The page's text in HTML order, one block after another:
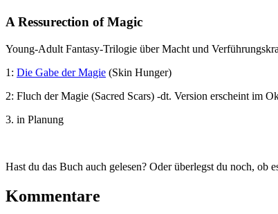
A Ressurection of Magic
Young-Adult Fantasy-Trilogie über Macht und
1: Die Gabe der Magie (Skin Hunger)
2: Fluch der Magie (Sacred Scars) -dt. Version erscheint im
3. in Planung
Hast du das Buch auch gelesen? Oder überlegst du noch,
Kommentare